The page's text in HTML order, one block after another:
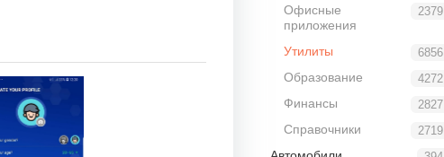
2379
Офисные
приложения
6856
Утилиты
4272
Образование
2827
Финансы
2719
Справочники